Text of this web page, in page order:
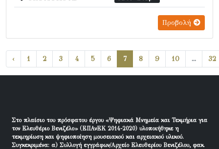
Προβολή
‹ 1 2 3 4 5 6 7 8 9 10 ... 32
Στο πλαίσιο του πρόσφατου έργου «Ψηφιακά Μνημεία και Τεκμήρια για
τον Ελευθέριο Βενιζέλο» (ΕΠΑνΕΚ 2014-2020) υλοποιήθηκε η
τεκμηρίωση και ψηφιοποίηση μουσειακού και αρχειακού υλικού.
Συγκεκριμένα: α) Συλλογή εγγράφων/Αρχείο Ελευθερίου Βενιζέλου, φακ.